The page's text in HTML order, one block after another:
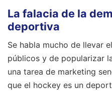
La falacia de la
deportiva
Se habla mucho de llevar
públicos y de popularizar
una tarea de marketing
que el hockey es un